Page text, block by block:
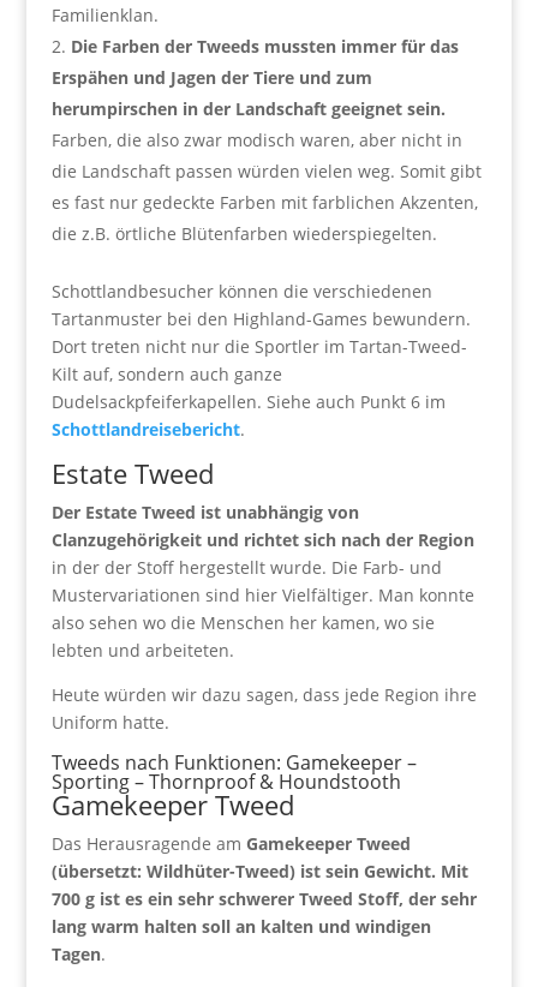
Familienklan.
Die Farben der Tweeds mussten immer für das
Erspähen und Jagen der Tiere und zum
herumpirschen in der Landschaft geeignet sein.
Farben, die also zwar modisch waren, aber nicht in
die Landschaft passen würden vielen weg. Somit gibt
es fast nur gedeckte Farben mit farblichen Akzenten,
die z.B. örtliche Blütenfarben wiederspiegelten.
Schottlandbesucher können die verschiedenen
Tartanmuster bei den Highland-Games bewundern.
Dort treten nicht nur die Sportler im Tartan-Tweed-
Kilt auf, sondern auch ganze
Dudelsackpfeiferkapellen. Siehe auch Punkt 6 im
Schottlandreisebericht.
Estate Tweed
Der Estate Tweed ist unabhängig von
Clanzugehörigkeit und richtet sich nach der Region
in der der Stoff hergestellt wurde. Die Farb- und
Mustervariationen sind hier Vielfältiger. Man konnte
also sehen wo die Menschen her kamen, wo sie
lebten und arbeiteten.
Heute würden wir dazu sagen, dass jede Region ihre
Uniform hatte.
Tweeds nach Funktionen: Gamekeeper –
Sporting – Thornproof & Houndstooth
Gamekeeper Tweed
Das Herausragende am Gamekeeper Tweed
(übersetzt: Wildhüter-Tweed) ist sein Gewicht. Mit
700 g ist es ein sehr schwerer Tweed Stoff, der sehr
lang warm halten soll an kalten und windigen
Tagen.